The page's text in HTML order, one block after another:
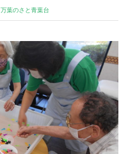
万葉のさと青葉台